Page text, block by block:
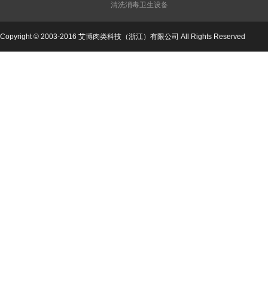
清洗消毒卫生设备
Copyright © 2003-2016 艾博肉类科技（浙江）有限公司 All Rights Reserved